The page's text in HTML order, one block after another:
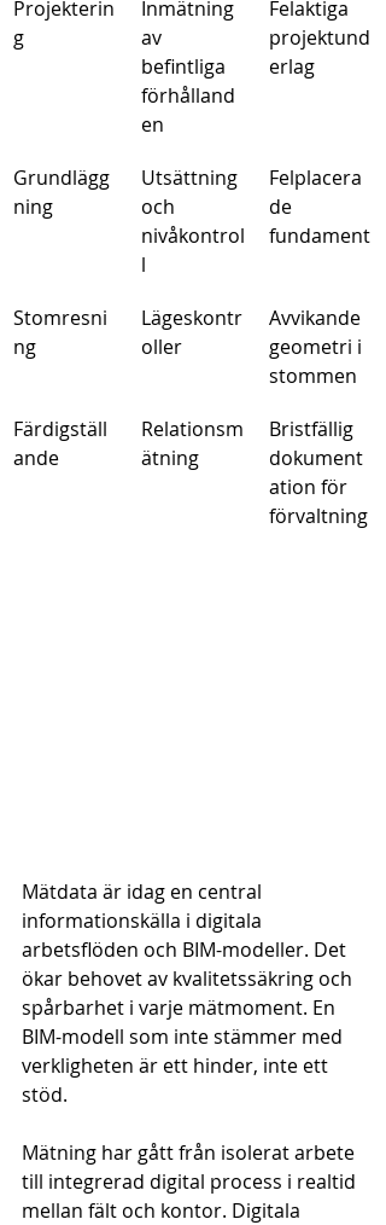
Projekterin
g
Inmätning
av
befintliga
förhålland
en
Felaktiga
projektund
erlag
Grundlägg
ning
Utsättning
och
nivåkontrol
l
Felplacera
de
fundament
Stomresni
ng
Lägeskontr
oller
Avvikande
geometri i
stommen
Färdigställ
ande
Relationsm
ätning
Bristfällig
dokument
ation för
förvaltning
Mätdata är idag en central
informationskälla i digitala
arbetsflöden och BIM-modeller. Det
ökar behovet av kvalitetssäkring och
spårbarhet i varje mätmoment. En
BIM-modell som inte stämmer med
verkligheten är ett hinder, inte ett
stöd.
Mätning har gått från isolerat arbete
till integrerad digital process i realtid
mellan fält och kontor. Digitala